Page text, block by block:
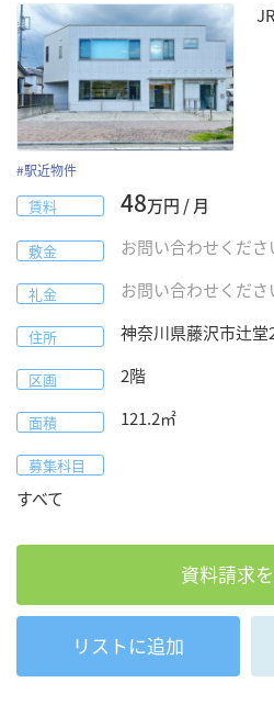
#駅近物件
賃料 48万円 / 月
敷金 お問い合わせくださ
礼金 お問い合わせくださ
住所 神奈川県藤沢市辻堂
区画 2階
面積 121.2㎡
募集科目
すべて
資料請求
リストに追加